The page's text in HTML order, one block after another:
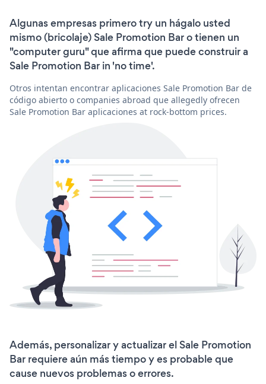
Algunas empresas primero try un hágalo usted
mismo (bricolaje) Sale Promotion Bar o tienen un
"computer guru" que afirma que puede construir a
Sale Promotion Bar in 'no time'.
Otros intentan encontrar aplicaciones Sale Promotion Bar de
código abierto o companies abroad que allegedly ofrecen
Sale Promotion Bar aplicaciones at rock-bottom prices.
Además, personalizar y actualizar el Sale Promotion
Bar requiere aún más tiempo y es probable que
cause nuevos problemas o errores.